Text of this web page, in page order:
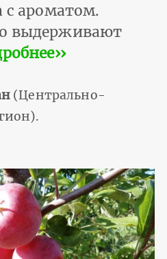
с ароматом.
выдерживают
(Центрально-